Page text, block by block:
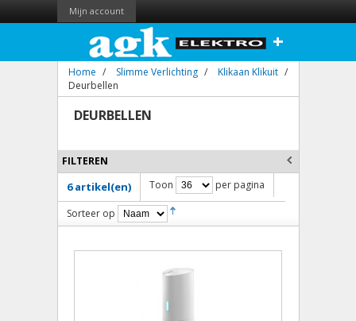
Mijn account
+
Home / Slimme Verlichting / Klikaan Klikuit /
Deurbellen
DEURBELLEN
FILTEREN
6 artikel(en) Toon per pagina
Sorteer op